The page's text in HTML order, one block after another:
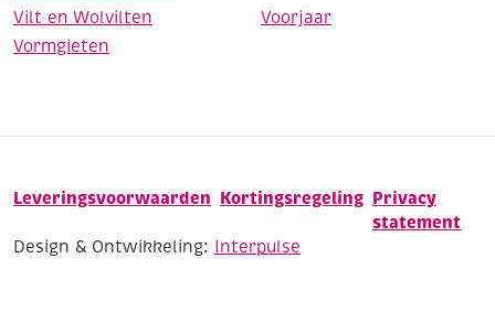
Vilt en Wolvilten
Voorjaar
Vormgieten
Leveringsvoorwaarden Kortingsregeling Privacy
statement
Design & Ontwikkeling: Interpulse